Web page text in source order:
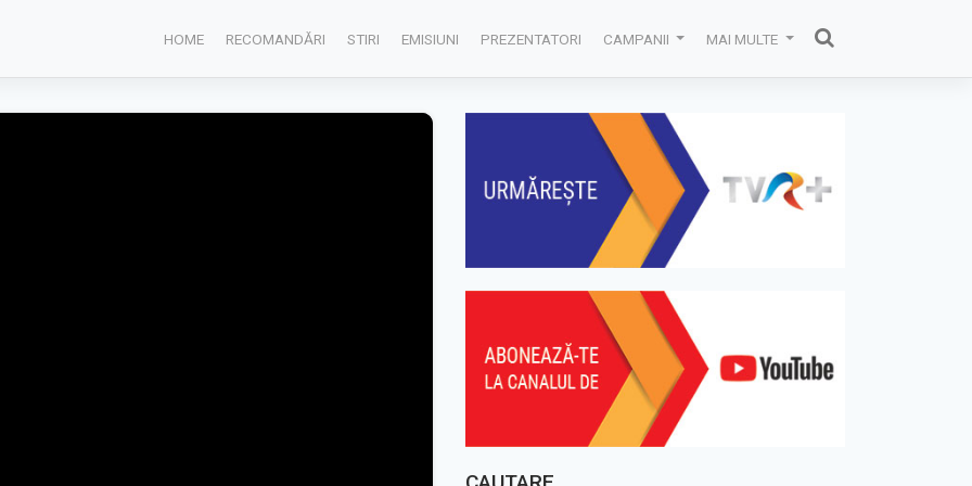
HOME RECOMANDĂRI STIRI EMISIUNI PREZENTATORI CAMPANII MAI MULTE